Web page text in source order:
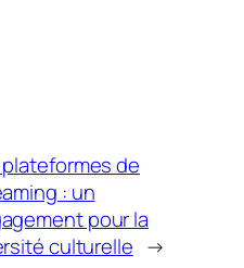
plateformes de
: un
pour la
culturelle →